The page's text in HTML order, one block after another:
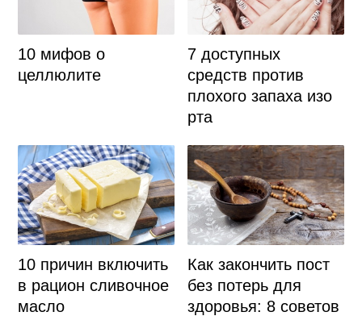
10 мифов о
целлюлите
7 доступных
средств против
плохого запаха изо
рта
10 причин включить
в рацион сливочное
масло
Как закончить пост
без потерь для
здоровья: 8 советов